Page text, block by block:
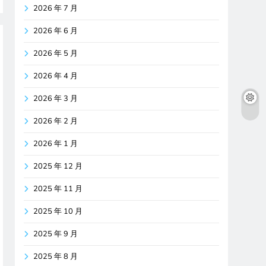
2026 年 7 月
2026 年 6 月
2026 年 5 月
2026 年 4 月
2026 年 3 月
2026 年 2 月
2026 年 1 月
2025 年 12 月
2025 年 11 月
2025 年 10 月
2025 年 9 月
2025 年 8 月